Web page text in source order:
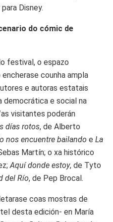
Disney.
do cómic de
festival, o espazo
counha ampla
e autoras estatais
democrática e social na
visitantes poderán
días rotos, de Alberto
nos encuentre bailando e La
Martín; o xa histórico
Aquí donde estoy, de Tyto
del Río, de Pep Brocal.
coas mostras de
desta edición- en María